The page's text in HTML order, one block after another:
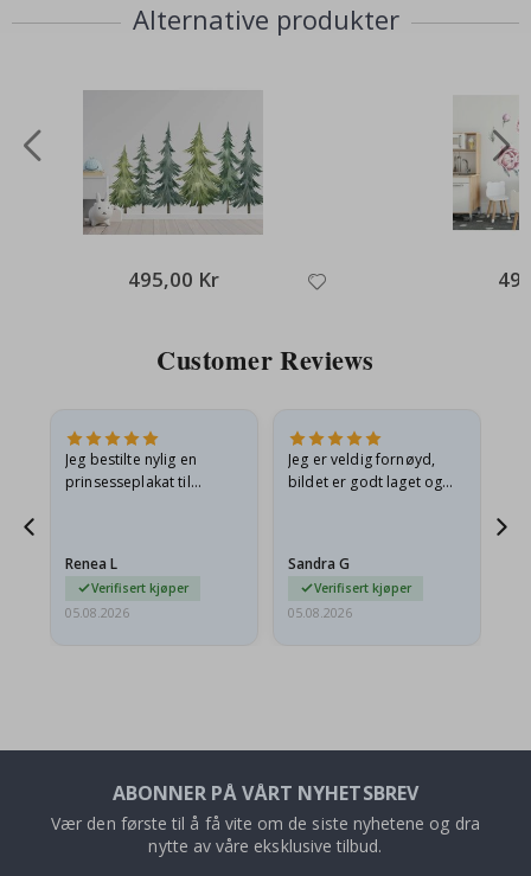
Alternative produkter
495,00 Kr
Customer Reviews
Jeg bestilte nylig en
prinsesseplakat til
e-post…
Renea L
Verifisert kjøper
05.08.2026
Jeg er veldig fornøyd,
bildet er godt laget og
Sandra G
Verifisert kjøper
05.08.2026
ABONNER PÅ VÅRT NYHETSBREV
Vær den første til å få vite om de siste nyhetene og dra
nytte av våre eksklusive tilbud.